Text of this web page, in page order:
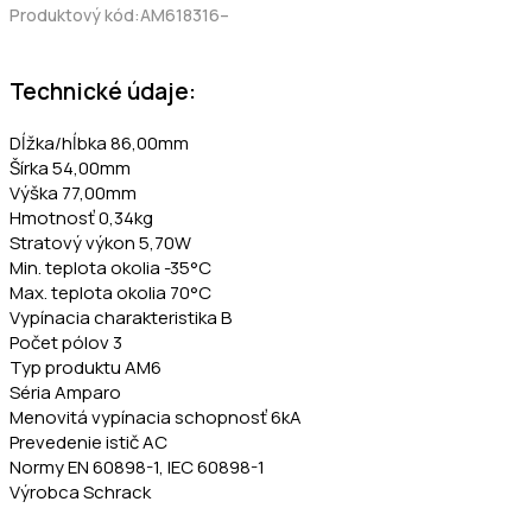
Produktový kód:AM618316–
Technické údaje:
Dĺžka/hĺbka 86,00mm
Šírka 54,00mm
Výška 77,00mm
Hmotnosť 0,34kg
Stratový výkon 5,70W
Min. teplota okolia -35°C
Max. teplota okolia 70°C
Vypínacia charakteristika B
Počet pólov 3
Typ produktu AM6
Séria Amparo
Menovitá vypínacia schopnosť 6kA
Prevedenie istič AC
Normy EN 60898-1, IEC 60898-1
Výrobca Schrack